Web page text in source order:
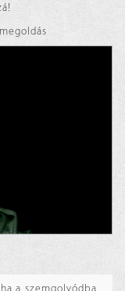
a szemgolyódba